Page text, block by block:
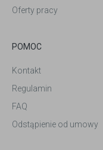
Oferty pracy
POMOC
Kontakt
Regulamin
FAQ
Odstąpienie od umowy